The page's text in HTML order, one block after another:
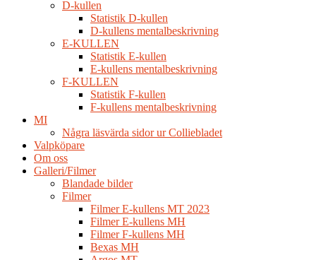
D-kullen
Statistik D-kullen
D-kullens mentalbeskrivning
E-KULLEN
Statistik E-kullen
E-kullens mentalbeskrivning
F-KULLEN
Statistik F-kullen
F-kullens mentalbeskrivning
MI
Några läsvärda sidor ur Colliebladet
Valpköpare
Om oss
Galleri/Filmer
Blandade bilder
Filmer
Filmer E-kullens MT 2023
Filmer E-kullens MH
Filmer F-kullens MH
Bexas MH